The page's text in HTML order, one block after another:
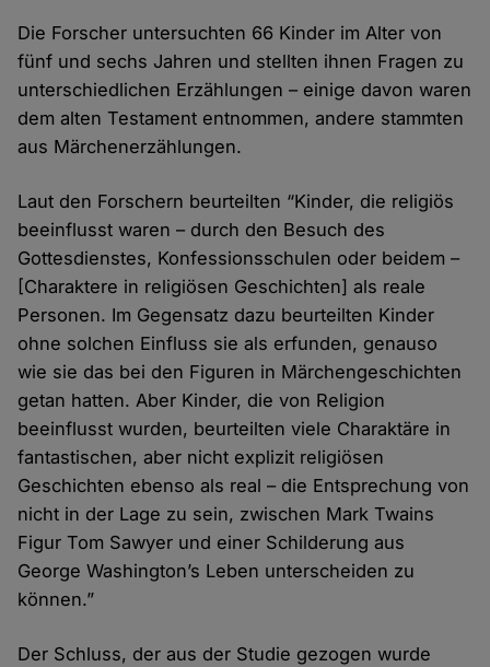
Die Forscher untersuchten 66 Kinder im Alter von
fünf und sechs Jahren und stellten ihnen Fragen zu
unterschiedlichen Erzählungen – einige davon waren
dem alten Testament entnommen, andere stammten
aus Märchenerzählungen.
Laut den Forschern beurteilten “Kinder, die religiös
beeinflusst waren – durch den Besuch des
Gottesdienstes, Konfessionsschulen oder beidem –
[Charaktere in religiösen Geschichten] als reale
Personen. Im Gegensatz dazu beurteilten Kinder
ohne solchen Einfluss sie als erfunden, genauso
wie sie das bei den Figuren in Märchengeschichten
getan hatten. Aber Kinder, die von Religion
beeinflusst wurden, beurteilten viele Charaktäre in
fantastischen, aber nicht explizit religiösen
Geschichten ebenso als real – die Entsprechung von
nicht in der Lage zu sein, zwischen Mark Twains
Figur Tom Sawyer und einer Schilderung aus
George Washington’s Leben unterscheiden zu
können.”
Der Schluss, der aus der Studie gezogen wurde